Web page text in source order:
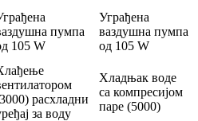
пумпа
105 W
Уграђена
ваздушна пумпа
од 105 W
расхладни
за воду
Хладњак воде
са компресијом
паре (5000)